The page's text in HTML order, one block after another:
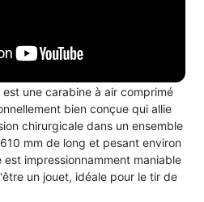
est une carabine à air comprimé
bien conçue qui allie
chirurgicale dans un ensemble
mm de long et pesant environ
impressionnamment maniable
un jouet, idéale pour le tir de